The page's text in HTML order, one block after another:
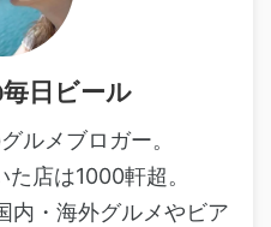
日ビール
ルメブロガー。
店は1000軒超。
内・海外グルメやビア